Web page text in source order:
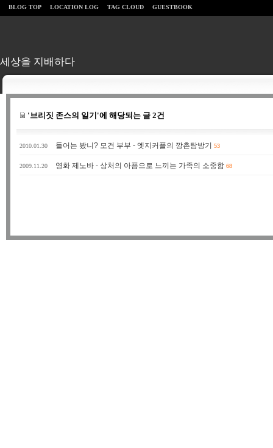
세상을 지배하다
BLOG TOP LOCATION LOG TAG CLOUD GUESTBOOK
'브리짓 존스의 일기'에 해당되는 글 2건
2010.01.30 들어는 봤니? 모건 부부 - 엣지커플의 깡촌탐방기 53
2009.11.20 영화 제노바 - 상처의 아픔으로 느끼는 가족의 소중함 68